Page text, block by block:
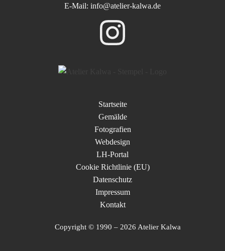
E-Mail: info@atelier-kalwa.de
Startseite
Gemälde
Fotografien
Webdesign
LH-Portal
Cookie Richtlinie (EU)
Datenschutz
Impressum
Kontakt
Copyright © 1990 – 2026 Atelier Kalwa